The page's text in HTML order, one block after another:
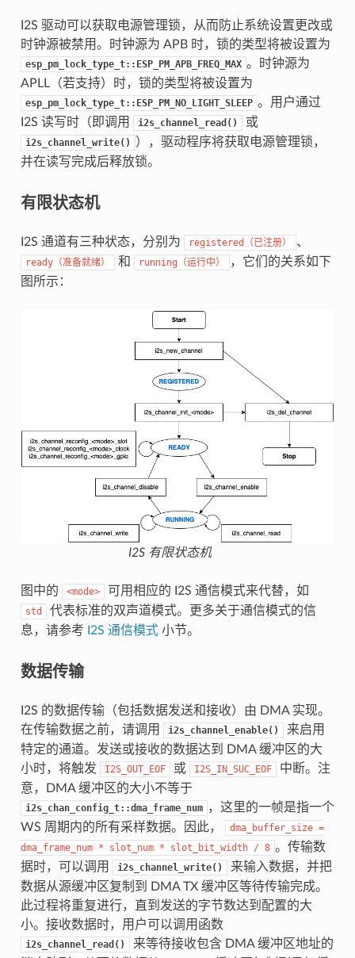
I2S 驱动可以获取电源管理锁，从而防止系统设置更改或
时钟源被禁用。时钟源为 APB 时，锁的类型将被设置为
esp_pm_lock_type_t::ESP_PM_APB_FREQ_MAX 。时钟源为
APLL（若支持）时，锁的类型将被设置为
esp_pm_lock_type_t::ESP_PM_NO_LIGHT_SLEEP 。用户通过
I2S 读写时（即调用
i2s_channel_read() 或
i2s_channel_write()
），驱动程序将获取电源管理锁，
并在读写完成后释放锁。
有限状态机
I2S 通道有三种状态，分别为 registered（已注册） 、
ready（准备就绪） 和 running（运行中）
，它们的关系如下
图所示：
I2S 有限状态机
图中的 <mode> 可用相应的 I2S 通信模式来代替，如
std
代表标准的双声道模式。更多关于通信模式的信
息，请参考
I2S 通信模式小节。
数据传输
I2S 的数据传输（包括数据发送和接收）由 DMA 实现。
在传输数据之前，请调用
i2s_channel_enable()
来启用
特定的通道。发送或接收的数据达到 DMA 缓冲区的大
小时，将触发
I2S_OUT_EOF 或 I2S_IN_SUC_EOF
中断。注
意，DMA 缓冲区的大小不等于
i2s_chan_config_t::dma_frame_num ，这里的一帧是指一个
WS 周期内的所有采样数据。因此，
dma_buffer_size =
dma_frame_num * slot_num * slot_bit_width / 8 。传输数
据时，可以调用
i2s_channel_write()
来输入数据，并把
数据从源缓冲区复制到 DMA TX 缓冲区等待传输完成。
此过程将重复进行，直到发送的字节数达到配置的大
小。接收数据时，用户可以调用函数
i2s_channel_read()
来等待接收包含 DMA 缓冲区地址的